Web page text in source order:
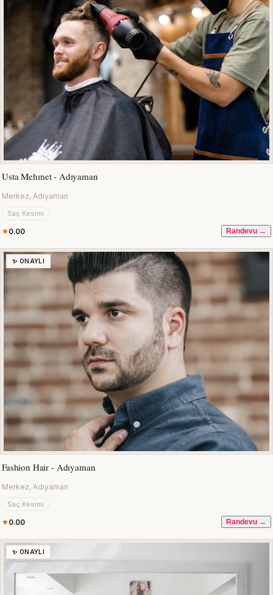
Usta Mehmet - Adıyaman
Merkez, Adıyaman
Saç Kesimi
0.00 Randevu →
✨ ONAYLI
Fashion Hair - Adıyaman
Merkez, Adıyaman
Saç Kesimi
0.00 Randevu →
✨ ONAYLI